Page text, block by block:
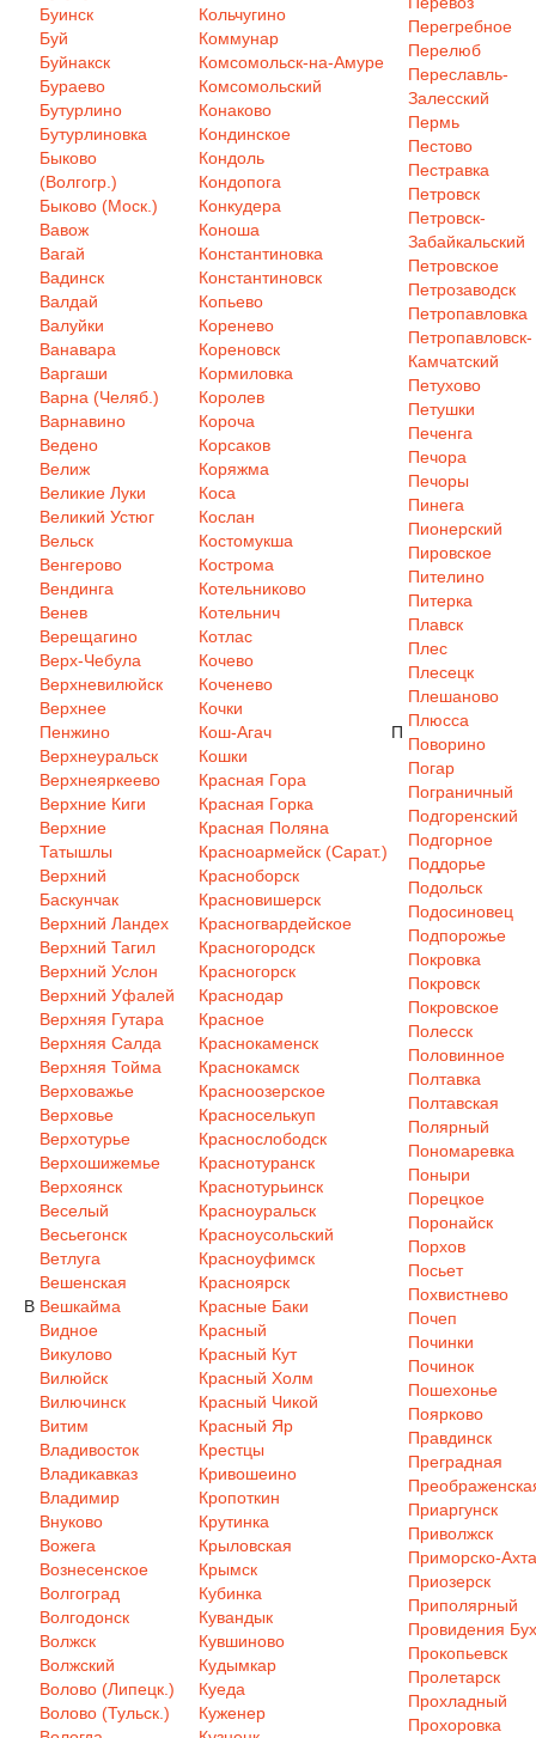
Буинск
Буй
Буйнакск
Бураево
Бутурлино
Бутурлиновка
Быково
(Волгогр.)
Быково (Моск.)
В
Вавож
Вагай
Вадинск
Валдай
Валуйки
Ванавара
Варгаши
Варна (Челяб.)
Варнавино
Ведено
Велиж
Великие Луки
Великий Устюг
Вельск
Венгерово
Вендинга
Венев
Верещагино
Верх-Чебула
Верхневилюйск
Верхнее
Пенжино
Верхнеуральск
Верхнеяркеево
Верхние Киги
Верхние
Татышлы
Верхний
Баскунчак
Верхний Ландех
Верхний Тагил
Верхний Услон
Верхний Уфалей
Верхняя Гутара
Верхняя Салда
Верхняя Тойма
Верховажье
Верховье
Верхотурье
Верхошижемье
Верхоянск
Веселый
Весьегонск
Ветлуга
Вешенская
Вешкайма
Видное
Викулово
Вилюйск
Вилючинск
Витим
Владивосток
Владикавказ
Владимир
Внуково
Вожега
Вознесенское
Волгоград
Волгодонск
Волжск
Волжский
Волово (Липецк.)
Волово (Тульск.)
Кольчугино
Коммунар
Комсомольск-на-Амуре
Комсомольский
Конаково
Кондинское
Кондоль
Кондопога
Конкудера
Коноша
Константиновка
Константиновск
Копьево
Коренево
Кореновск
Кормиловка
Королев
Короча
Корсаков
Коряжма
Коса
Кослан
Костомукша
Кострома
Котельниково
Котельнич
Котлас
Кочево
Коченево
Кочки
Кош-Агач
Кошки
Красная Гора
Красная Горка
Красная Поляна
Красноармейск (Сарат.)
Красноборск
Красновишерск
Красногвардейское
Красногородск
Красногорск
Краснодар
Красное
Краснокаменск
Краснокамск
Красноозерское
Красноселькуп
Краснослободск
Краснотуранск
Краснотурьинск
Красноуральск
Красноусольский
Красноуфимск
Красноярск
Красные Баки
Красный
Красный Кут
Красный Холм
Красный Чикой
Красный Яр
Крестцы
Кривошеино
Кропоткин
Крутинка
Крыловская
Крымск
Кубинка
Кувандык
Кувшиново
Кудымкар
Куеда
Куженер
П
Перегребное
Перелюб
Переславль-
Залесский
Пермь
Пестово
Пестравка
Петровск
Петровск-
Забайкальский
Петровское
Петрозаводск
Петропавловка
Петропавловск-
Камчатский
Петухово
Петушки
Печенга
Печора
Печоры
Пинега
Пионерский
Пировское
Пителино
Питерка
Плавск
Плес
Плесецк
Плешаново
Плюсса
Поворино
Погар
Пограничный
Подгоренский
Подгорное
Поддорье
Подольск
Подосиновец
Подпорожье
Покровка
Покровск
Покровское
Полесск
Половинное
Полтавка
Полтавская
Полярный
Пономаревка
Поныри
Порецкое
Поронайск
Порхов
Посьет
Похвистнево
Почеп
Починки
Починок
Пошехонье
Поярково
Правдинск
Преградная
Приаргунск
Приволжск
Приморско-
Приозерск
Приполярный
Провидения
Прокопьевск
Пролетарск
Прохладный
Прохоровка